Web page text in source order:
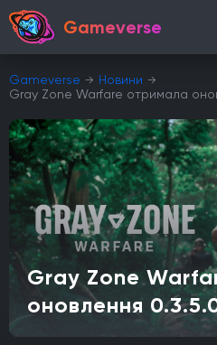
Gameverse
Gameverse
Новини
Gray Zone Warfare отримала
Gray Zone
оновлення